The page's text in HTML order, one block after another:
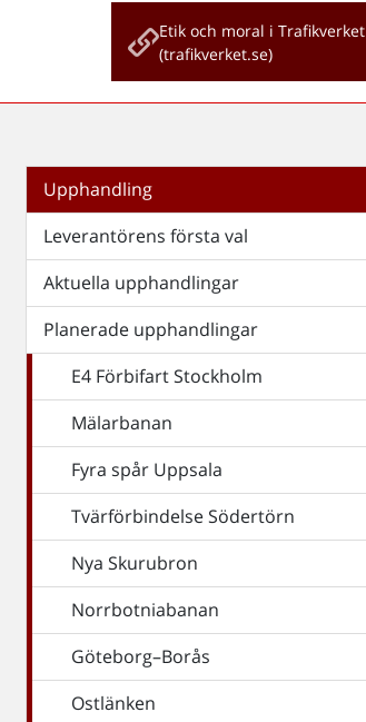
Etik och moral i Trafikverket
(trafikverket.se)
Upphandling
Leverantörens första val
Aktuella upphandlingar
Planerade upphandlingar
E4 Förbifart Stockholm
Mälarbanan
Fyra spår Uppsala
Tvärförbindelse Södertörn
Nya Skurubron
Norrbotniabanan
Göteborg–Borås
Ostlänken